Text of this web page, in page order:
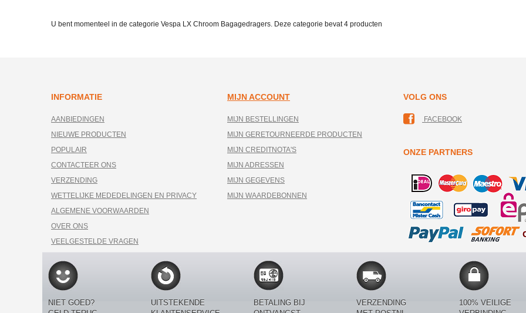
U bent momenteel in de categorie Vespa LX Chroom Bagagedragers. Deze categorie bevat4 producten
INFORMATIE
AANBIEDINGEN
NIEUWE PRODUCTEN
POPULAIR
CONTACTEER ONS
VERZENDING
WETTELIJKE MEDEDELINGEN EN PRIVACY
ALGEMENE VOORWAARDEN
OVER ONS
VEELGESTELDE VRAGEN
MIJN ACCOUNT
MIJN BESTELLINGEN
MIJN GERETOURNEERDE PRODUCTEN
MIJN CREDITNOTA'S
MIJN ADRESSEN
MIJN GEGEVENS
MIJN WAARDEBONNEN
VOLG ONS
FACEBOOK
ONZE PARTNERS
NIET GOED?
UITSTEKENDE
BETALING BIJ
VERZENDING
100% VEILIGE